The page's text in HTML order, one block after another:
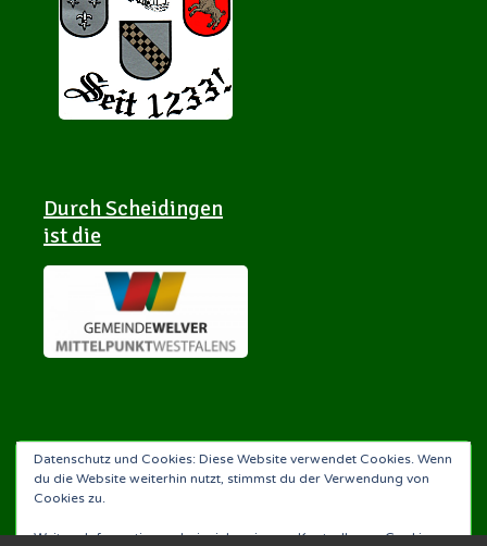
Datenschutz und Cookies: Diese Website verwendet Cookies. Wenn
du die Website weiterhin nutzt, stimmst du der Verwendung von
Cookies zu.
Weitere Informationen, beispielsweise zur Kontrolle von Cookies,
Durch Scheidingen
ist die